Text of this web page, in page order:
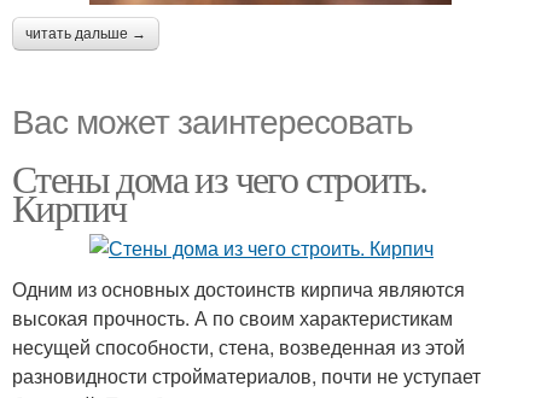
читать дальше →
Вас может заинтересовать
Стены дома из чего строить.
Кирпич
Одним из основных достоинств кирпича являются
высокая прочность. А по своим характеристикам
несущей способности, стена, возведенная из этой
разновидности стройматериалов, почти не уступает